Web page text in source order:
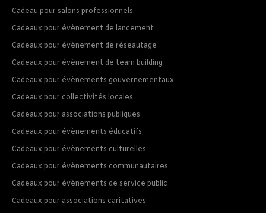
Cadeau pour salons professionnels
Cadeaux pour évènement de lancement
Cadeaux pour évènement de réseautage
Cadeaux pour évènement de team building
Cadeaux pour évènements gouvernementaux
Cadeaux pour collectivités locales
Cadeaux pour associations publiques
Cadeaux pour évènements éducatifs
Cadeaux pour évènements culturelles
Cadeaux pour évènements communautaires
Cadeaux pour évènements de service public
Cadeaux pour associations caritatives